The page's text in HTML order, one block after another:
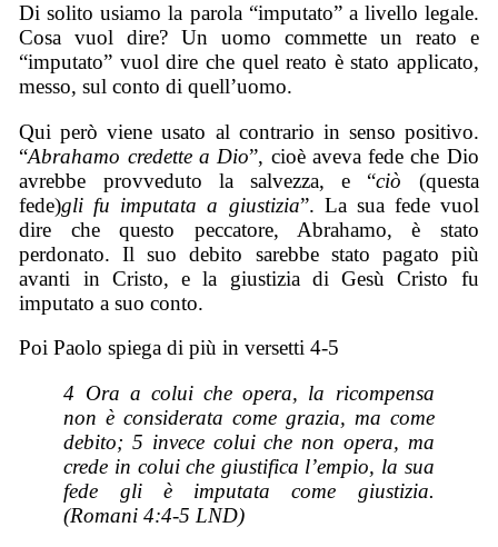
Di solito usiamo la parola “imputato” a livello legale.
Cosa vuol dire? Un uomo commette un reato e
“imputato” vuol dire che quel reato è stato applicato,
messo, sul conto di quell’uomo.
Qui però viene usato al contrario in senso positivo.
“Abrahamo credette a Dio”, cioè aveva fede che Dio
avrebbe provveduto la salvezza, e “ciò (questa
fede)gli fu imputata a giustizia”. La sua fede vuol
dire che questo peccatore, Abrahamo, è stato
perdonato. Il suo debito sarebbe stato pagato più
avanti in Cristo, e la giustizia di Gesù Cristo fu
imputato a suo conto.
Poi Paolo spiega di più in versetti 4-5
4 Ora a colui che opera, la ricompensa
non è considerata come grazia, ma come
debito; 5 invece colui che non opera, ma
crede in colui che giustifica l’empio, la sua
fede gli è imputata come giustizia.
(Romani 4:4-5 LND)